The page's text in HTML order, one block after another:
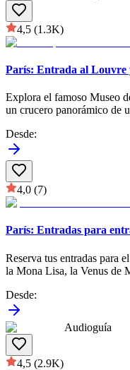
4,5 (1.3K)
París: Entrada al Louvre
Explora el famoso Museo
un crucero panorámico de
Desde:
4,0 (7)
París: Entradas para
Reserva tus entradas para
la Mona Lisa, la Venus de
Desde:
Audioguía
4,5 (2.9K)